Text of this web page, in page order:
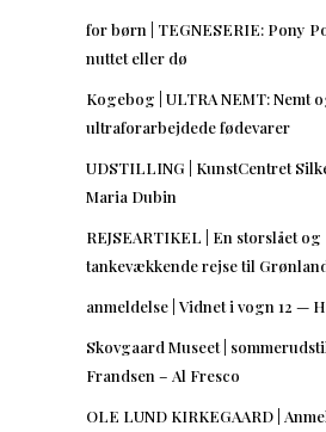
for børn | TEGNESERIE: Pony
nuttet eller dø
Kogebog | ULTRA NEMT: Nemt
ultraforarbejdede fødevarer
UDSTILLING | KunstCentret
Maria Dubin
REJSEARTIKEL | En storslået og
tankevækkende rejse til
anmeldelse | Vidnet i vogn 12 —
Skovgaard Museet |
Frandsen – Al Fresco
OLE LUND KIRKEGAARD |